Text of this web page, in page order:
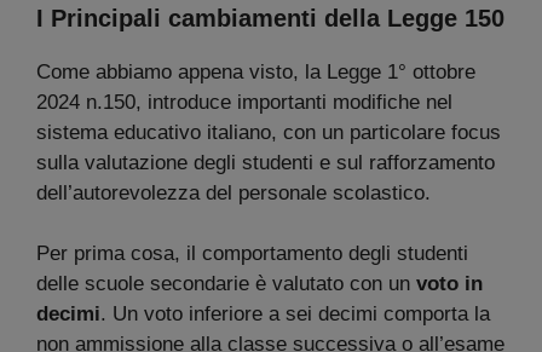
I Principali cambiamenti della Legge 150
Come abbiamo appena visto, la Legge 1° ottobre
2024 n.150, introduce importanti modifiche nel
sistema educativo italiano, con un particolare focus
sulla valutazione degli studenti e sul rafforzamento
dell’autorevolezza del personale scolastico.
Per prima cosa, il comportamento degli studenti
delle scuole secondarie è valutato con un voto in
decimi. Un voto inferiore a sei decimi comporta la
non ammissione alla classe successiva o all’esame